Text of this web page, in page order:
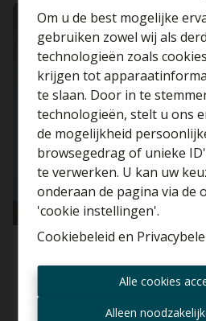
Om u de best mogelijke
gebruiken zowel wij als
technologieën zoals
krijgen tot
te slaan. Door in te
technologieën, stelt u ons
de mogelijkheid
browsegedrag of unieke
te verwerken. U kan uw
onderaan de pagina via de
'cookie instellingen'.
Cookiebeleid en
Alle cookies
Alleen
VERHUURD
Berchem!
2600 Berchem
Benieuwd
waarde van
Gratis
Altijd als
hoogte zijn van